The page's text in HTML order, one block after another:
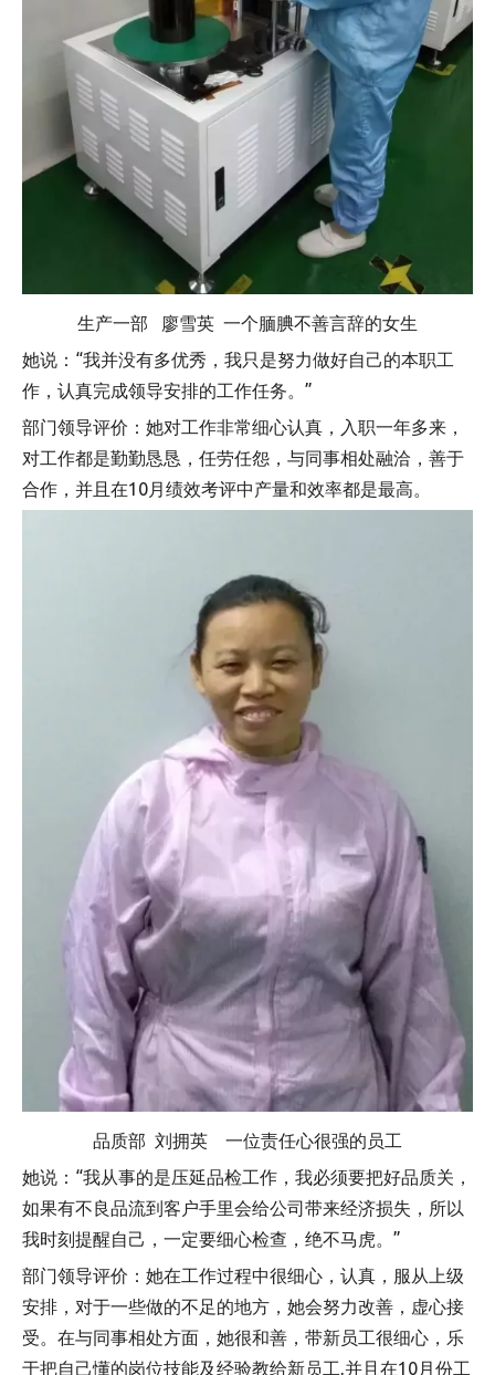
生产一部 廖雪英 一个腼腆不善言辞的女生
她说：“我并没有多优秀，我只是努力做好自己的本职工
作，认真完成领导安排的工作任务。”
部门领导评价：她对工作非常细心认真，入职一年多来，
对工作都是勤勤恳恳，任劳任怨，与同事相处融洽，善于
合作，并且在10月绩效考评中产量和效率都是最高。
品质部 刘拥英 一位责任心很强的员工
她说：“我从事的是压延品检工作，我必须要把好品质关，
如果有不良品流到客户手里会给公司带来经济损失，所以
我时刻提醒自己，一定要细心检查，绝不马虎。”
部门领导评价：她在工作过程中很细心，认真，服从上级
安排，对于一些做的不足的地方，她会努力改善，虚心接
受。在与同事相处方面，她很和善，带新员工很细心，乐
于把自己懂的岗位技能及经验教给新员工,并且在10月份工